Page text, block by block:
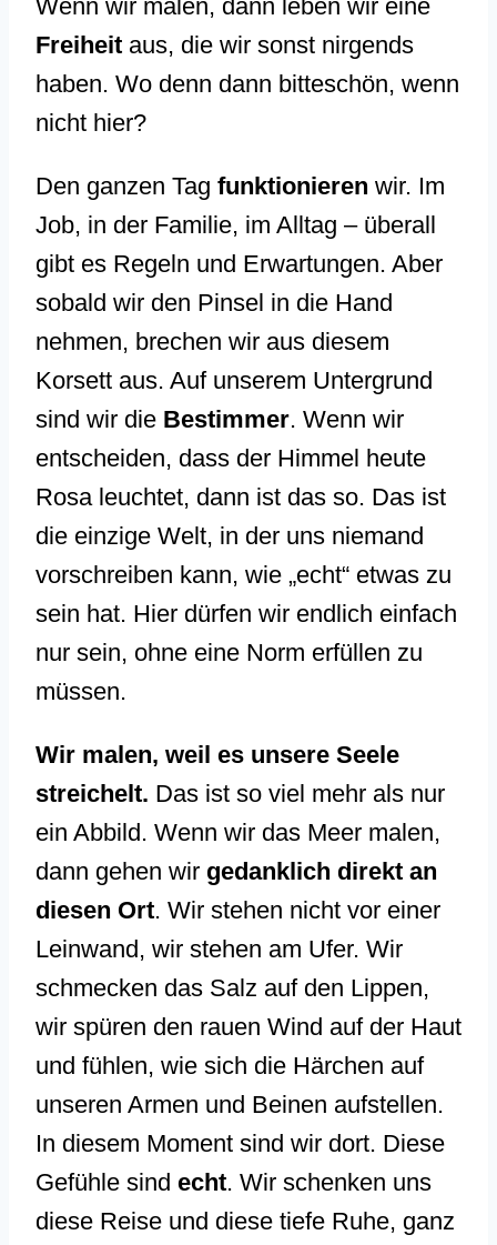
Wenn wir malen, dann leben wir eine
Freiheit aus, die wir sonst nirgends
haben. Wo denn dann bitteschön, wenn
nicht hier?
Den ganzen Tag funktionieren wir. Im
Job, in der Familie, im Alltag – überall
gibt es Regeln und Erwartungen. Aber
sobald wir den Pinsel in die Hand
nehmen, brechen wir aus diesem
Korsett aus. Auf unserem Untergrund
sind wir die Bestimmer. Wenn wir
entscheiden, dass der Himmel heute
Rosa leuchtet, dann ist das so. Das ist
die einzige Welt, in der uns niemand
vorschreiben kann, wie „echt“ etwas zu
sein hat. Hier dürfen wir endlich einfach
nur sein, ohne eine Norm erfüllen zu
müssen.
Wir malen, weil es unsere Seele
streichelt. Das ist so viel mehr als nur
ein Abbild. Wenn wir das Meer malen,
dann gehen wir gedanklich direkt an
diesen Ort. Wir stehen nicht vor einer
Leinwand, wir stehen am Ufer. Wir
schmecken das Salz auf den Lippen,
wir spüren den rauen Wind auf der Haut
und fühlen, wie sich die Härchen auf
unseren Armen und Beinen aufstellen.
In diesem Moment sind wir dort. Diese
Gefühle sind echt. Wir schenken uns
diese Reise und diese tiefe Ruhe, ganz